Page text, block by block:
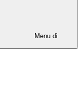
Menu di